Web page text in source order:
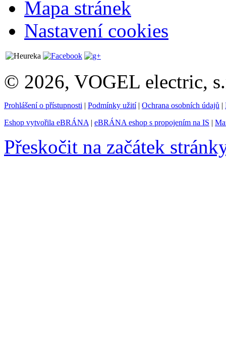
Mapa stránek
Nastavení cookies
© 2026, VOGEL electric,
Prohlášení o přístupnosti | Podmínky užití| Ochrana osobních údajů |
Eshop vytvořila eBRÁNA| eBRÁNA eshop s propojením na IS |
Přeskočit na začátek